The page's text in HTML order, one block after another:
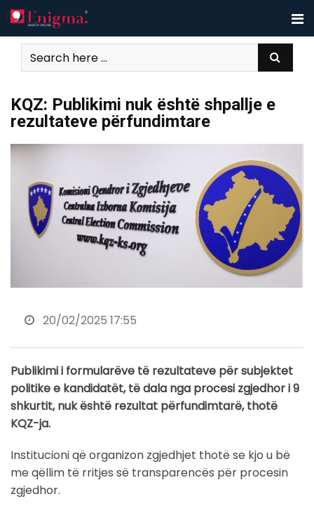
Skip
to
content
KQZ: Publikimi nuk është shpallje e
rezultateve përfundimtare
20/02/2025 17:55
Publikimi i formularëve të rezultateve për subjektet
politike e kandidatët, të dala nga procesi zgjedhor i 9
shkurtit, nuk është rezultat përfundimtarë, thotë
KQZ-ja.
Institucioni që organizon zgjedhjet thotë se kjo u bë
me qëllim të rritjes së transparencës për procesin
zgjedhor.